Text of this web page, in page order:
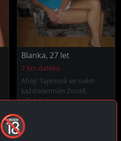
Blanka, 27 let
7 km daleko
Ahoj! Tajemná ve svém
každodenním životě,
přicházím sem...
🔞